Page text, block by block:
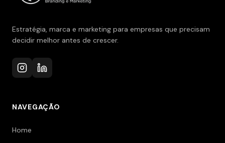
Estratégia, marca e marketing para empresas que precisam
decidir melhor antes de crescer.
NAVEGAÇÃO
Home